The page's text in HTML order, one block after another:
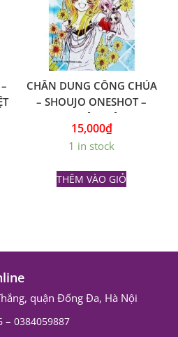
CHÂN DUNG CÔNG CHÚA
– SHOUJO ONESHOT –
15,000₫
1 in stock
THÊM VÀO GIỎ
quận Đống Đa, Hà Nội
– 0384059887